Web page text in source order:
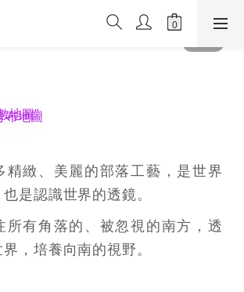
精緻、美麗的部落工藝，是世界
是認識世界的透鏡。
所有角落的、被忽視的南方，透
，培養向南的視野。